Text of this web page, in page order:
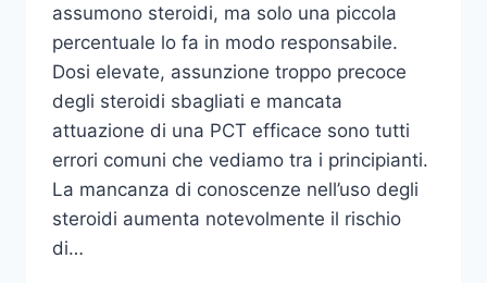
assumono steroidi, ma solo una piccola
percentuale lo fa in modo responsabile.
Dosi elevate, assunzione troppo precoce
degli steroidi sbagliati e mancata
attuazione di una PCT efficace sono tutti
errori comuni che vediamo tra i principianti.
La mancanza di conoscenze nell’uso degli
steroidi aumenta notevolmente il rischio
di…